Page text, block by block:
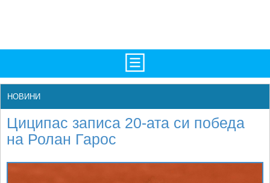
НОВИНИ
БГ
Фотогалерии
Рекорди/Статистика
НОВИНИ
Циципас записа 20-ата си победа
на Ролан Гарос